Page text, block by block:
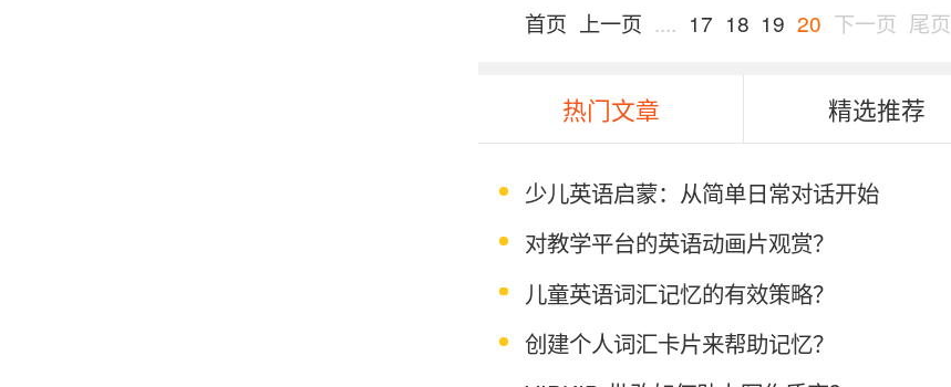
首页 上一页 .... 17 18 19 20 下一页 尾页
热门文章 精选推荐
少儿英语启蒙：从简单日常对话开始
对教学平台的英语动画片观赏？
儿童英语词汇记忆的有效策略？
创建个人词汇卡片来帮助记忆？